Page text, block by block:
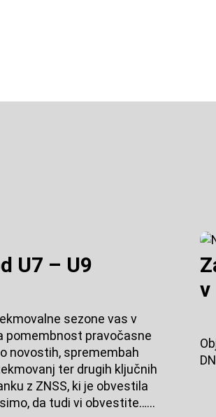
U7 – U9
sezone vas v
pomembnost pravočasne
novostih, spremembah
ter drugih ključnih
z ZNSS, ki je obvestila
da tudi vi obvestite…...
v